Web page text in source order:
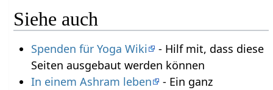
Siehe auch
Spenden für Yoga Wiki
- Hilf mit, dass diese
Seiten ausgebaut werden können
In einem Ashram leben
- Ein ganz